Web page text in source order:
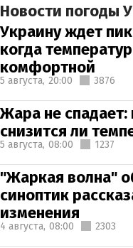
Новости погоды
Украину ждет
когда
комфортной
5 августа, 20:00 3876
Жара не
снизится ли
5 августа, 08:00 1237
"Жаркая волна"
синоптик
изменения
4 августа, 08:00 2303